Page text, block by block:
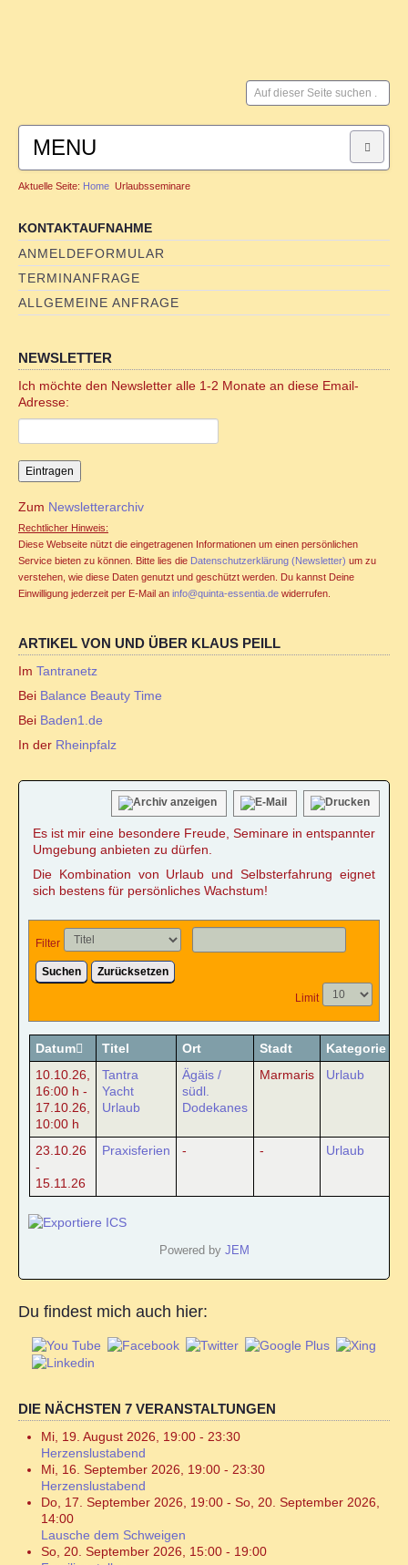
Suchen
...
MENU
HOME
SYSTEMISCHE BERATUNG
für Paare
FAMILIENSTELLEN
Familienstellen und Sexualität
Familienstellen und Tantra
TANTRA
Jahreszyklen
Ablauf Tantraseminar
Ablauf Tantraritual
Tantranetz / Connection-Newsletter
Online Tantra Kongress 2020
Online Sexualitätskongress
Hara meets Wombpower
Tantramassage als alternative Heilmethode?
REIKI/WELLNESS
Reiki-Anwendung
Reiki-Wohlfühlmassage
Ohrkerzen-Ritual
Mobiler Service
TERMINKALENDER
Aktuelle Seite: Home Urlaubsseminare
KONTAKTAUFNAHME
ANMELDEFORMULAR
TERMINANFRAGE
ALLGEMEINE ANFRAGE
NEWSLETTER
Ich möchte den Newsletter alle 1-2 Monate an diese Email-
Adresse:
Zum Newsletterarchiv
Rechtlicher Hinweis:
Diese Webseite nützt die eingetragenen Informationen um einen persönlichen
Service bieten zu können. Bitte lies die Datenschutzerklärung (Newsletter) um zu
verstehen, wie diese Daten genutzt und geschützt werden. Du kannst Deine
Einwilligung jederzeit per E-Mail an info@quinta-essentia.de widerrufen.
ARTIKEL VON UND ÜBER KLAUS PEILL
Im Tantranetz
Bei Balance Beauty Time
Bei Baden1.de
In der Rheinpfalz
Es ist mir eine besondere Freude, Seminare in entspannter
Umgebung anbieten zu dürfen.
Die Kombination von Urlaub und Selbsterfahrung eignet
sich bestens für persönliches Wachstum!
Filter
Suchen Zurücksetzen
Limit
Datum Titel Ort Stadt
Kategorie
10.10.26
16:00 h -
17.10.26
10:00 h
Tantra
Yacht
Urlaub
Ägäis /
südl.
Dodekanes
Marmaris Urlaub
23.10.26
-
15.11.26
Praxisferien - - Urlaub
Powered by JEM
Du findest mich auch hier:
DIE NÄCHSTEN 7 VERANSTALTUNGEN
Mi, 19. August 2026 19:00 - 23:30
Herzenslustabend
Mi, 16. September 2026
19:00 - 23:30
Herzenslustabend
Do, 17. September 2026
19:00 - So, 20. September 2026
14:00
Lausche dem Schweigen
So, 20. September 2026
15:00 - 19:00